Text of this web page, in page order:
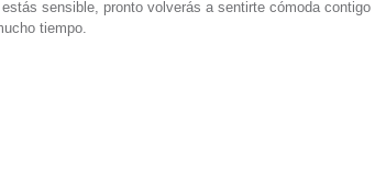
sensible, pronto volverás a sentirte cómoda contigo
tiempo.